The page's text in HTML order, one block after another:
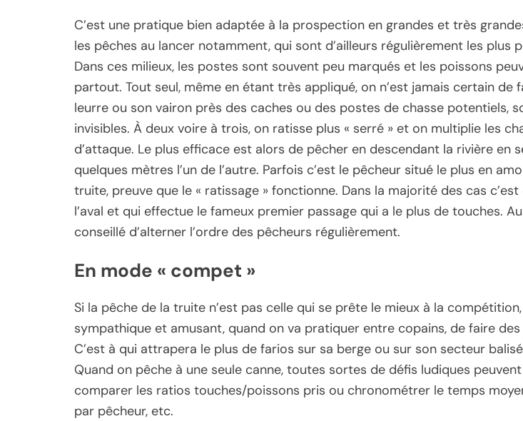
C’est une pratique bien adaptée à la prospection en grandes et très
les pêches au lancer notamment, qui sont d’ailleurs régulièrement les plus
Dans ces milieux, les postes sont souvent peu marqués et les poissons
partout. Tout seul, même en étant très appliqué, on n’est jamais certain de
leurre ou son vairon près des caches ou des postes de chasse potentiels,
invisibles. À deux voire à trois, on ratisse plus « serré » et on multiplie les
d’attaque. Le plus efficace est alors de pêcher en descendant la rivière en
quelques mètres l’un de l’autre. Parfois c’est le pêcheur situé le plus en
truite, preuve que le « ratissage » fonctionne. Dans la majorité des cas
l’aval et qui effectue le fameux premier passage qui a le plus de touches.
conseillé d’alterner l’ordre des pêcheurs régulièrement.
En mode « compet »
Si la pêche de la truite n’est pas celle qui se prête le mieux à la
sympathique et amusant, quand on va pratiquer entre copains, de faire
C’est à qui attrapera le plus de farios sur sa berge ou sur son secteur
Quand on pêche à une seule canne, toutes sortes de défis ludiques
comparer les ratios touches/poissons pris ou chronométrer le temps
par pêcheur, etc.